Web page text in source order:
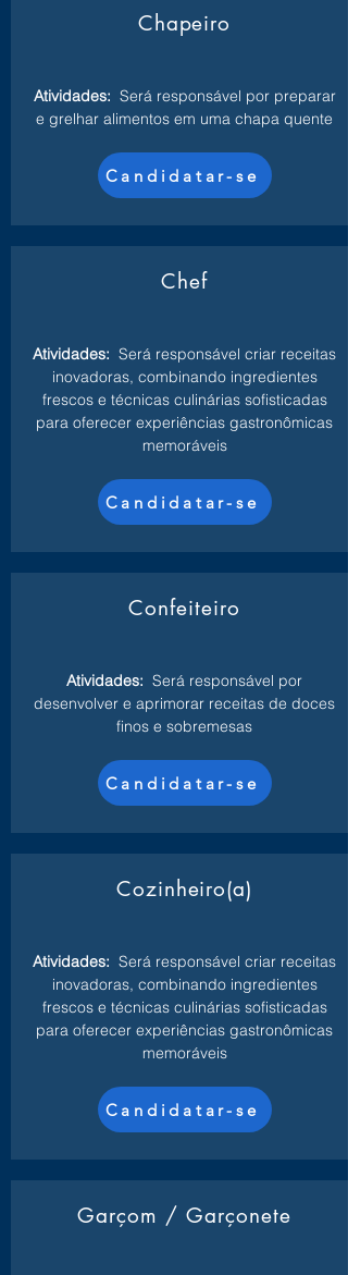
Chapeiro
Atividades: Será responsável por preparar
e grelhar alimentos em uma chapa quente
Candidatar-se
Chef
Atividades: Será responsável criar receitas
inovadoras, combinando ingredientes
frescos e técnicas culinárias sofisticadas
para oferecer experiências gastronômicas
memoráveis
Candidatar-se
Confeiteiro
Atividades: Será responsável por
desenvolver e aprimorar receitas de doces
finos e sobremesas
Candidatar-se
Cozinheiro(a)
Atividades: Será responsável criar receitas
inovadoras, combinando ingredientes
frescos e técnicas culinárias sofisticadas
para oferecer experiências gastronômicas
memoráveis
Candidatar-se
Garçom / Garçonete